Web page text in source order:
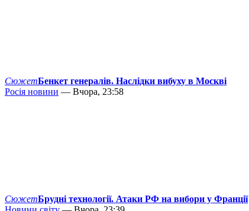
СюжетБенкет генералів. Наслідки вибуху в Москві
Росія новини — Вчора, 23:58
СюжетБрудні технології. Атаки РФ на вибори у Франції